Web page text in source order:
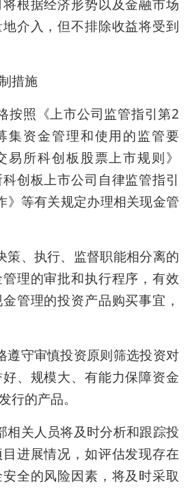
根据经济形势以及金融市场
介入，但不排除收益将受到
措施
按照《上市公司监管指引第2
集资金管理和使用的监管要
易所科创板股票上市规则》
科创板上市公司自律监管指引
》等有关规定办理相关现金管
策、执行、监督职能相分离的
理的审批和执行程序，有效
管理的投资产品购买事宜，
遵守审慎投资原则筛选投资对
、规模大、有能力保障资金
行的产品。
相关人员将及时分析和跟踪投
进展情况，如评估发现存在
全的风险因素，将及时采取